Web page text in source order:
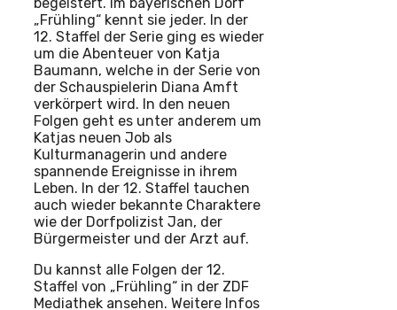
„Frühling“ kennt sie jeder. In der
12. Staffel der Serie ging es wieder
um die Abenteuer von Katja
Baumann, welche in der Serie von
der Schauspielerin Diana Amft
verkörpert wird. In den neuen
Folgen geht es unter anderem um
Katjas neuen Job als
Kulturmanagerin und andere
spannende Ereignisse in ihrem
Leben. In der 12. Staffel tauchen
auch wieder bekannte Charaktere
wie der Dorfpolizist Jan, der
Bürgermeister und der Arzt auf.
Du kannst alle Folgen der 12.
Staffel von „Frühling“ in der ZDF
Mediathek ansehen. Weitere Infos